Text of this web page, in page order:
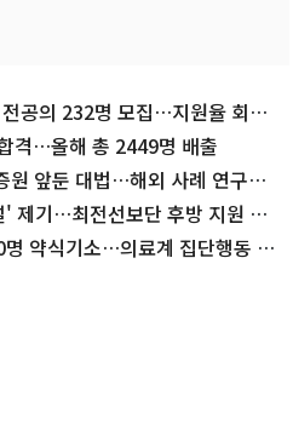
공의 232명 모집…지원율 회복
격…올해 총 2449명 배출
앞둔 대법…해외 사례 연구한
제기…최전선보단 후방 지원 가
약식기소…의료계 집단행동 수